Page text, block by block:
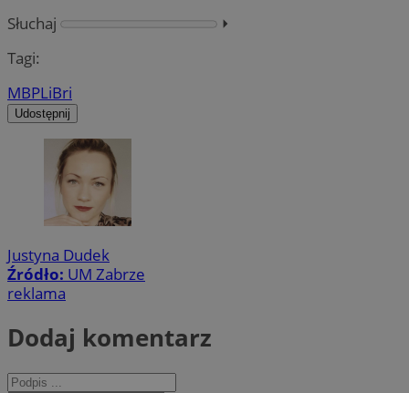
Słuchaj
⏵︎
Tagi:
MBPLiBri
Udostępnij
Justyna Dudek
Źródło: UM Zabrze
reklama
Dodaj komentarz